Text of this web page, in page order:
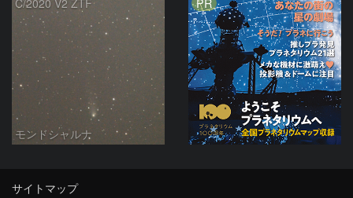
C/2020 V2 ZTF
モンドシャルナ
サイトマップ